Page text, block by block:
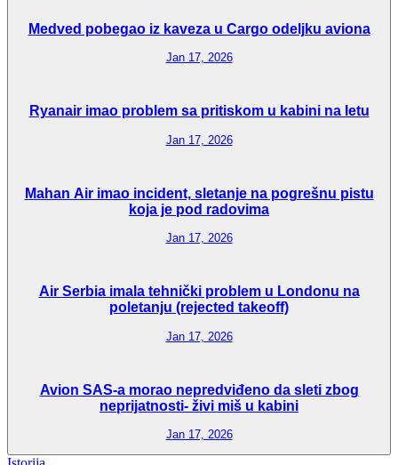
Medved pobegao iz kaveza u Cargo odeljku aviona
Jan 17, 2026
Ryanair imao problem sa pritiskom u kabini na letu
Jan 17, 2026
Mahan Air imao incident, sletanje na pogrešnu pistu
koja je pod radovima
Jan 17, 2026
Air Serbia imala tehnički problem u Londonu na
poletanju (rejected takeoff)
Jan 17, 2026
Avion SAS-a morao nepredviđeno da sleti zbog
neprijatnosti- živi miš u kabini
Jan 17, 2026